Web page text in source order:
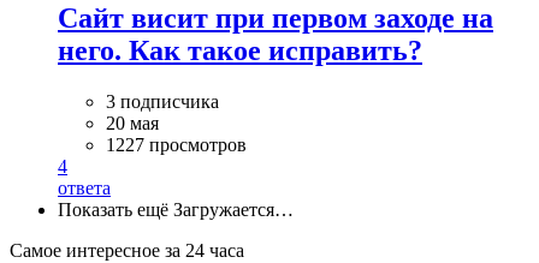
Сайт висит при первом заходе на
него. Как такое исправить?
3 подписчика
20 мая
1227 просмотров
4
ответа
Показать ещё Загружается…
Самое интересное за 24 часа